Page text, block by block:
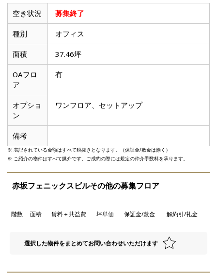
滋賀県
空き状況 募集終了
種別 オフィス
面積 37.46坪
OAフロ
ア
有
オプショ
ン
ワンフロア、セットアップ
備考
※ 表記されている金額はすべて税抜きとなります。（保証金/敷金は除く）
※ ご紹介の物件はすべて媒介です。ご成約の際には規定の仲介手数料を承ります。
赤坂フェニックスビルその他の募集フロア
階数 面積 賃料＋共益費 坪単価 保証金/敷金 解約引/礼金
選択した物件をまとめてお問い合わせいただけます